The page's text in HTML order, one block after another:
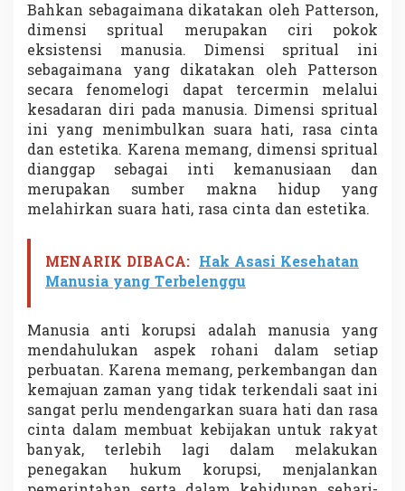
Bahkan sebagaimana dikatakan oleh Patterson,
dimensi spritual merupakan ciri pokok
eksistensi manusia. Dimensi spritual ini
sebagaimana yang dikatakan oleh Patterson
secara fenomelogi dapat tercermin melalui
kesadaran diri pada manusia. Dimensi spritual
ini yang menimbulkan suara hati, rasa cinta
dan estetika. Karena memang, dimensi spritual
dianggap sebagai inti kemanusiaan dan
merupakan sumber makna hidup yang
melahirkan suara hati, rasa cinta dan estetika.
MENARIK DIBACA: Hak Asasi Kesehatan
Manusia yang Terbelenggu
Manusia anti korupsi adalah manusia yang
mendahulukan aspek rohani dalam setiap
perbuatan. Karena memang, perkembangan dan
kemajuan zaman yang tidak terkendali saat ini
sangat perlu mendengarkan suara hati dan rasa
cinta dalam membuat kebijakan untuk rakyat
banyak, terlebih lagi dalam melakukan
penegakan hukum korupsi, menjalankan